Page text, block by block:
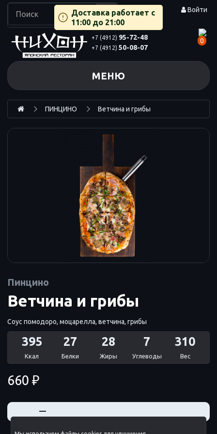
Войти
Доставка работает с
11:00 до 21:00
+7 (4912) 95-72-48
+7 (4912) 50-08-07
0
МЕНЮ
ПИНЦИНО Ветчина и грибы
Пинцино
Ветчина и грибы
Соус помодоро, моцарелла, ветчина, грибы
395 27 28 7 310
Ккал Белки Жиры Углеводы Вес
660 ₽
—